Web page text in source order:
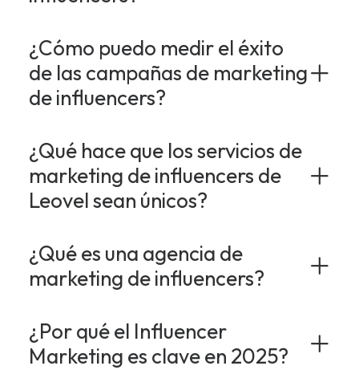
¿Cómo puedo medir el éxito
de las campañas de marketing
de influencers?
¿Qué hace que los servicios de
marketing de influencers de
Leovel sean únicos?
¿Qué es una agencia de
marketing de influencers?
¿Por qué el Influencer
Marketing es clave en 2025?